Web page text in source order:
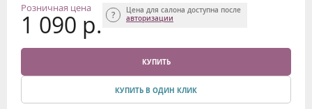
Розничная цена
1 090 р.
Цена для салона доступна после
авторизации
КУПИТЬ
КУПИТЬ В ОДИН КЛИК